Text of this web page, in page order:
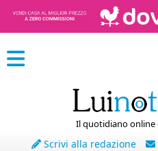
Il quotidiano online
Scrivi alla redazione